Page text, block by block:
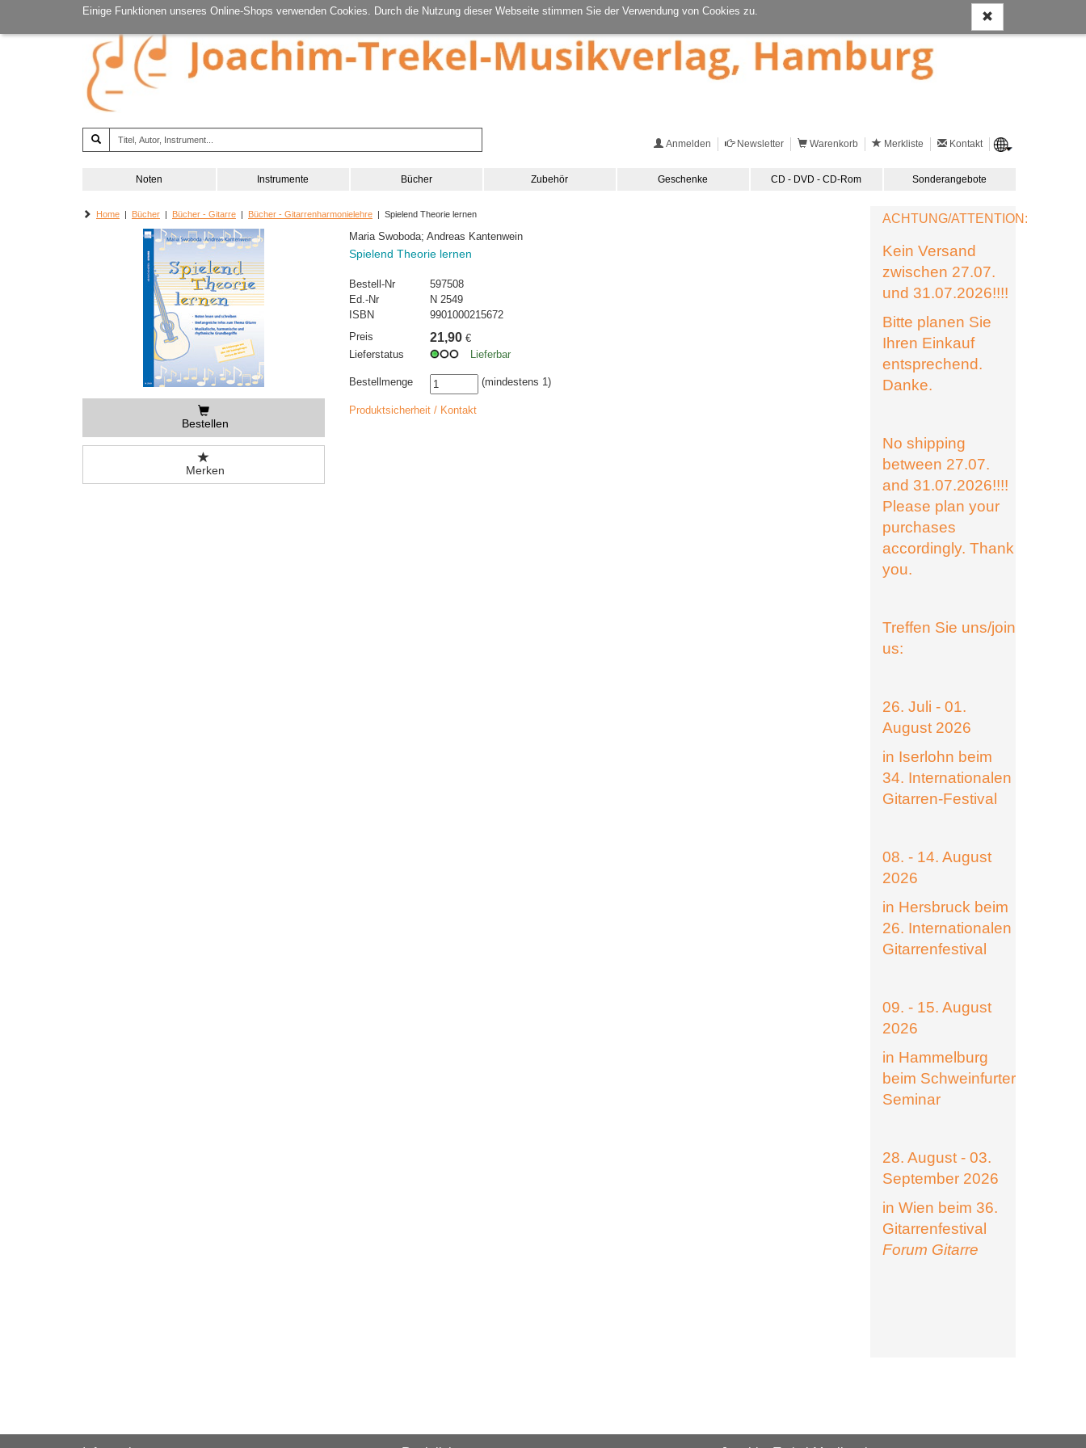
Einige Funktionen unseres Online-Shops verwenden Cookies. Durch die Nutzung dieser Webseite stimmen Sie der Verwendung von Cookies zu.
Anmelden Newsletter Warenkorb Merkliste Kontakt
Noten Instrumente Bücher Zubehör Geschenke CD - DVD - CD-Rom Sonderangebote
Home | Bücher | Bücher - Gitarre | Bücher - Gitarrenharmonielehre | Spielend Theorie lernen
Bestellen
Merken
Maria Swoboda; Andreas Kantenwein
Spielend Theorie lernen
Bestell-Nr
597508
Ed.-Nr
N 2549
ISBN
9901000215672
Preis
21,90 €
Lieferstatus
Lieferbar
Bestellmenge (mindestens 1)
Produktsicherheit / Kontakt
ACHTUNG/ATTENTION:
Kein Versand
zwischen 27.07.
und 31.07.2026!!!!
Bitte planen Sie
Ihren Einkauf
entsprechend.
Danke.
No shipping
between 27.07.
and 31.07.2026!!!!
Please plan your
purchases
accordingly. Thank
you.
Treffen Sie uns/join
us:
26. Juli - 01.
August 2026
in Iserlohn beim
34. Internationalen
Gitarren-Festival
08. - 14. August
2026
in Hersbruck beim
26. Internationalen
Gitarrenfestival
09. - 15. August
2026
in Hammelburg
beim Schweinfurter
Seminar
28. August - 03.
September 2026
in Wien beim 36.
Gitarrenfestival
Forum Gitarre